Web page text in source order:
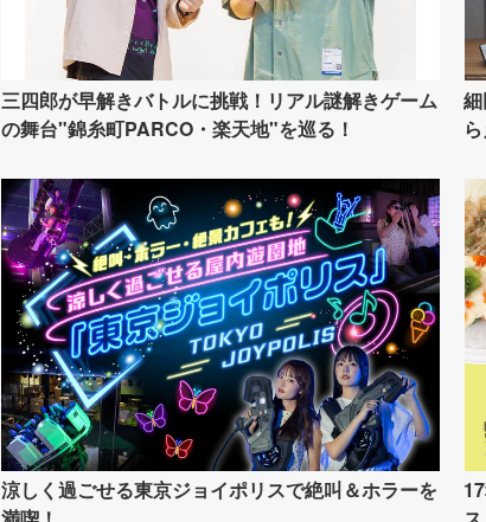
三四郎が早解きバトルに挑戦！リアル謎解きゲーム
の舞台"錦糸町PARCO・楽天地"を巡る！
涼しく過ごせる東京ジョイポリスで絶叫＆ホラーを